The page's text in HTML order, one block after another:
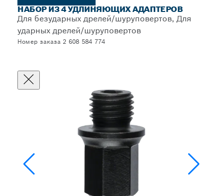
НАБОР ИЗ 4 УДЛИНЯЮЩИХ АДАПТЕРОВ
Для безударных дрелей/шуруповертов, Для
ударных дрелей/шуруповертов
Номер заказа 2 608 584 774